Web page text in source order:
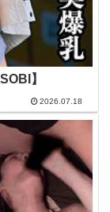
】
2026.07.18